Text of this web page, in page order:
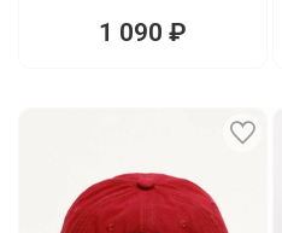
1 090 ₽